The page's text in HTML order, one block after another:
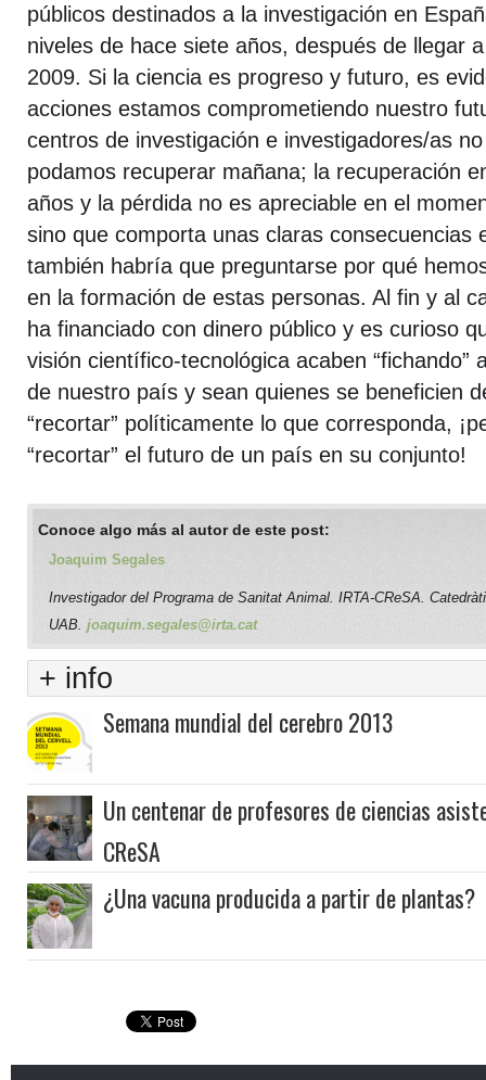
públicos destinados a la investigación en
niveles de hace siete años, después de llegar
2009. Si la ciencia es progreso y futuro, es
acciones estamos comprometiendo nuestro
centros de investigación e investigadores/as
podamos recuperar mañana; la recuperación
años y la pérdida no es apreciable en el
sino que comporta unas claras consecuencias
también habría que preguntarse por qué
en la formación de estas personas. Al fin y al
ha financiado con dinero público y es curioso
visión científico-tecnológica acaben “fichando”
de nuestro país y sean quienes se beneficien
“recortar” políticamente lo que corresponda,
“recortar” el futuro de un país en su conjunto!
Conoce algo más al autor de este post:
Joaquim Segales
Investigador del Programa de Sanitat Animal. IRTA-CReSA.
UAB. joaquim.segales@irta.cat
+ info
Semana mundial del cerebro 2013
Un centenar de profesores de ciencias
CReSA
¿Una vacuna producida a partir de plantas?